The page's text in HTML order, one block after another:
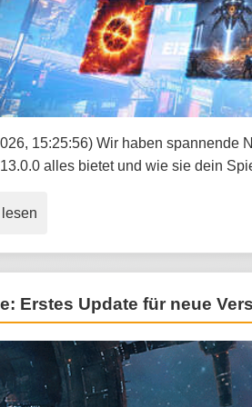
15:25:56) Wir haben spannende
alles bietet und wie sie dein
Erstes Update für neue